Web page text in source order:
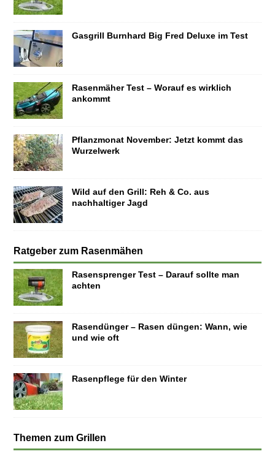
Gasgrill Burnhard Big Fred Deluxe im Test
Rasenmäher Test – Worauf es wirklich
ankommt
Pflanzmonat November: Jetzt kommt das
Wurzelwerk
Wild auf den Grill: Reh & Co. aus
nachhaltiger Jagd
Ratgeber zum Rasenmähen
Rasensprenger Test – Darauf sollte man
achten
Rasendünger – Rasen düngen: Wann, wie
und wie oft
Rasenpflege für den Winter
Themen zum Grillen